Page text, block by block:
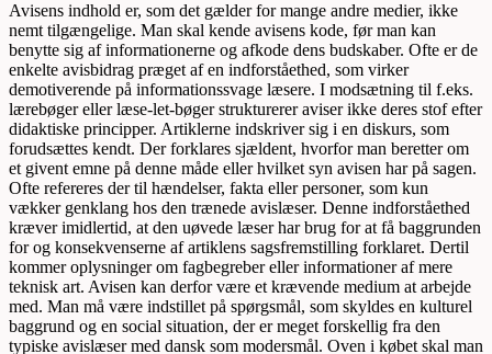
Avisens indhold er, som det gælder for mange andre medier, ikke
nemt tilgængelige. Man skal kende avisens kode, før man kan
benytte sig af informationerne og afkode dens budskaber. Ofte er de
enkelte avisbidrag præget af en indforståethed, som virker
demotiverende på informationssvage læsere. I modsætning til f.eks.
lærebøger eller læse-let-bøger strukturerer aviser ikke deres stof efter
didaktiske principper. Artiklerne indskriver sig i en diskurs, som
forudsættes kendt. Der forklares sjældent, hvorfor man beretter om
et givent emne på denne måde eller hvilket syn avisen har på sagen.
Ofte refereres der til hændelser, fakta eller personer, som kun
vækker genklang hos den trænede avislæser. Denne indforståethed
kræver imidlertid, at den uøvede læser har brug for at få baggrunden
for og konsekvenserne af artiklens sagsfremstilling forklaret. Dertil
kommer oplysninger om fagbegreber eller informationer af mere
teknisk art. Avisen kan derfor være et krævende medium at arbejde
med. Man må være indstillet på spørgsmål, som skyldes en kulturel
baggrund og en social situation, der er meget forskellig fra den
typiske avislæser med dansk som modersmål. Oven i købet skal man